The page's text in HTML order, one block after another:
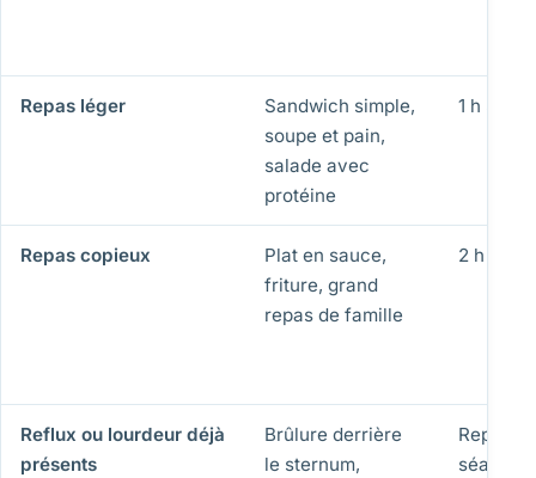
Repas léger
Sandwich simple,
soupe et pain,
salade avec
protéine
1 h 30 à
Repas copieux
Plat en sauce,
friture, grand
repas de famille
2 h 30 à
Reflux ou lourdeur déjà
présents
Brûlure derrière
le sternum,
séance